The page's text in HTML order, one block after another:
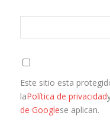
Este sitio esta
laPolítica de privacidad
de Googlese aplican.